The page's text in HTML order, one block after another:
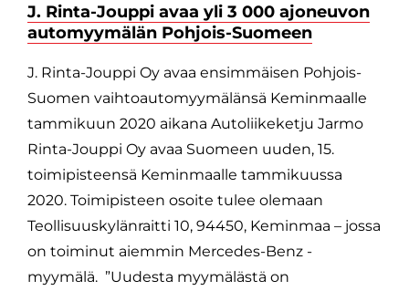
J. Rinta-Jouppi avaa yli 3 000 ajoneuvon
automyymälän Pohjois-Suomeen
J. Rinta-Jouppi Oy avaa ensimmäisen Pohjois-
Suomen vaihtoautomyymälänsä Keminmaalle
tammikuun 2020 aikana Autoliikeketju Jarmo
Rinta-Jouppi Oy avaa Suomeen uuden, 15.
toimipisteensä Keminmaalle tammikuussa
2020. Toimipisteen osoite tulee olemaan
Teollisuuskylänraitti 10, 94450, Keminmaa – jossa
on toiminut aiemmin Mercedes-Benz -
myymälä. ”Uudesta myymälästä on